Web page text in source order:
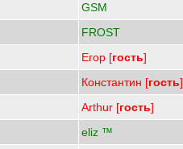
GSM
FROST
Егор [гость]
Константин [гость]
Arthur [гость]
eliz ™